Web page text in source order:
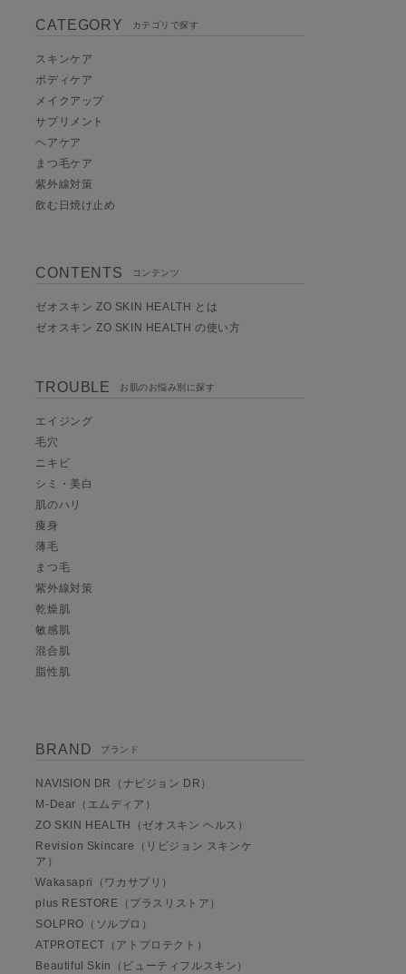
CATEGORY カテゴリで探す
スキンケア
ボディケア
メイクアップ
サプリメント
ヘアケア
まつ毛ケア
紫外線対策
飲む日焼け止め
CONTENTS コンテンツ
ゼオスキン ZO SKIN HEALTH とは
ゼオスキン ZO SKIN HEALTH の使い方
TROUBLE お肌のお悩み別に探す
エイジング
毛穴
ニキビ
シミ・美白
肌のハリ
痩身
薄毛
まつ毛
紫外線対策
乾燥肌
敏感肌
混合肌
脂性肌
BRAND ブランド
NAVISION DR（ナビジョン DR）
M-Dear（エムディア）
ZO SKIN HEALTH（ゼオスキン ヘルス）
Revision Skincare（リビジョン スキンケ
ア）
Wakasapri（ワカサプリ）
plus RESTORE（プラスリストア）
SOLPRO（ソルプロ）
ATPROTECT（アトプロテクト）
Beautiful Skin（ビューティフルスキン）